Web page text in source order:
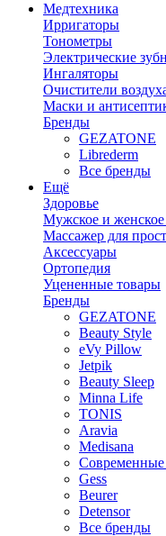
Медтехника
Ирригаторы
Тонометры
Электрические
Ингаляторы
Очистители
Маски и
Бренды
GEZATONE
Librederm
Все бренды
Ещё
Здоровье
Мужское и женское
Массажер для
Аксессуары
Ортопедия
Уцененные товары
Бренды
GEZATONE
Beauty Style
eVy Pillow
Jetpik
Beauty Sleep
Minna Life
TONIS
Aravia
Medisana
Современные
Gess
Beurer
Detensor
Все бренды